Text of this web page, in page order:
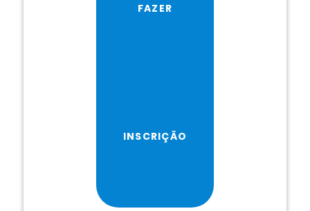
FAZER
INSCRIÇÃO